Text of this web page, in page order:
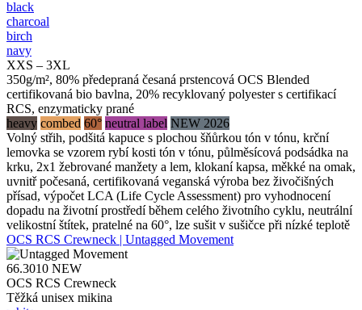
black
charcoal
birch
navy
XXS – 3XL
350g/m², 80% předepraná česaná prstencová OCS Blended
certifikovaná bio bavlna, 20% recyklovaný polyester s certifikací
RCS, enzymaticky prané
heavy combed 60° neutral label NEW 2026
Volný střih, podšitá kapuce s plochou šňůrkou tón v tónu, krční
lemovka se vzorem rybí kosti tón v tónu, půlměsícová podsádka na
krku, 2x1 žebrované manžety a lem, klokaní kapsa, měkké na omak,
uvnitř počesaná, certifikovaná veganská výroba bez živočišných
přísad, výpočet LCA (Life Cycle Assessment) pro vyhodnocení
dopadu na životní prostředí během celého životního cyklu, neutrální
velikostní štítek, pratelné na 60°, lze sušit v sušičce při nízké teplotě
OCS RCS Crewneck | Untagged Movement
66.3010 NEW
OCS RCS Crewneck
Těžká unisex mikina